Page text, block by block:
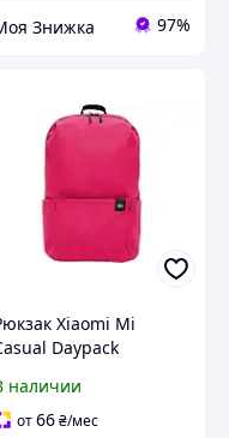
Знижка 97%
Xiaomi Mi
Daypack
наличии
от66₴/мес